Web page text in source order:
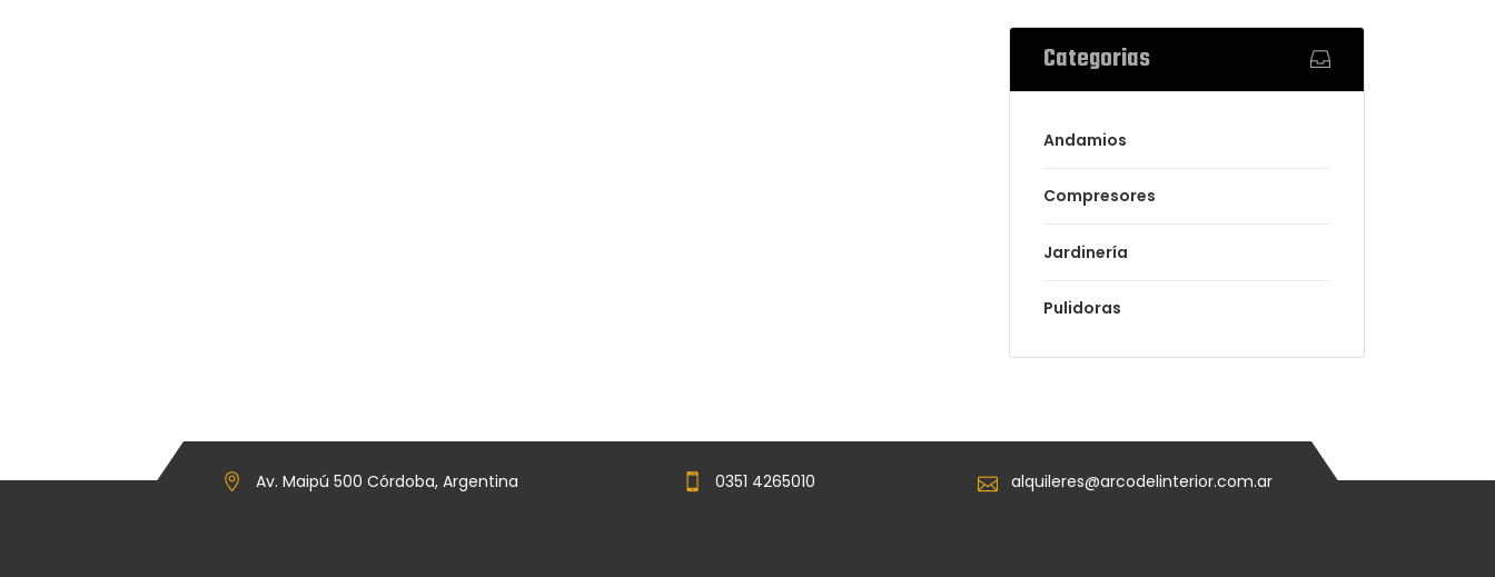
Categorias
Andamios
Compresores
Jardinería
Pulidoras
Av. Maipú 500 Córdoba, Argentina 0351 4265010 alquileres@arcodelinterior.com.ar